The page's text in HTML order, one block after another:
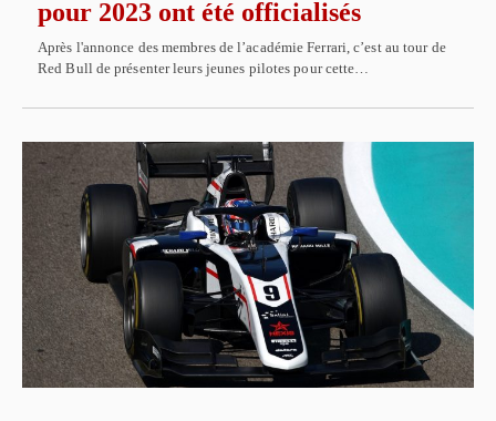
pour 2023 ont été officialisés
Après l'annonce des membres de l’académie Ferrari, c’est au tour de
Red Bull de présenter leurs jeunes pilotes pour cette…